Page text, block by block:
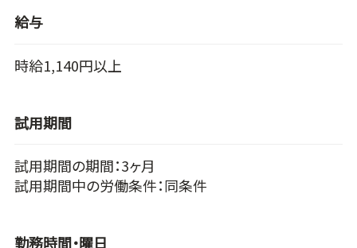
給与
時給1,140円以上
試用期間
試用期間の期間：3ヶ月
試用期間中の労働条件：同条件
勤務時間・曜日